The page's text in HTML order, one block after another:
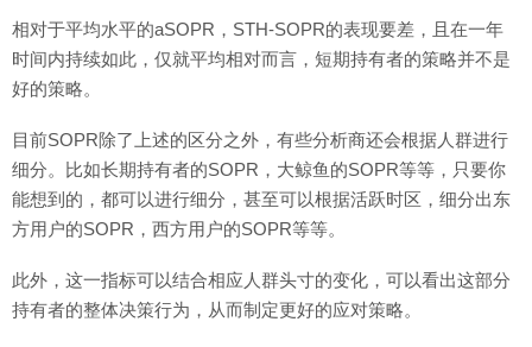
相对于平均水平的aSOPR，STH-SOPR的表现要差，且在一年
时间内持续如此，仅就平均相对而言，短期持有者的策略并不是
好的策略。
目前SOPR除了上述的区分之外，有些分析商还会根据人群进行
细分。比如长期持有者的SOPR，大鲸鱼的SOPR等等，只要你
能想到的，都可以进行细分，甚至可以根据活跃时区，细分出东
方用户的SOPR，西方用户的SOPR等等。
此外，这一指标可以结合相应人群头寸的变化，可以看出这部分
持有者的整体决策行为，从而制定更好的应对策略。